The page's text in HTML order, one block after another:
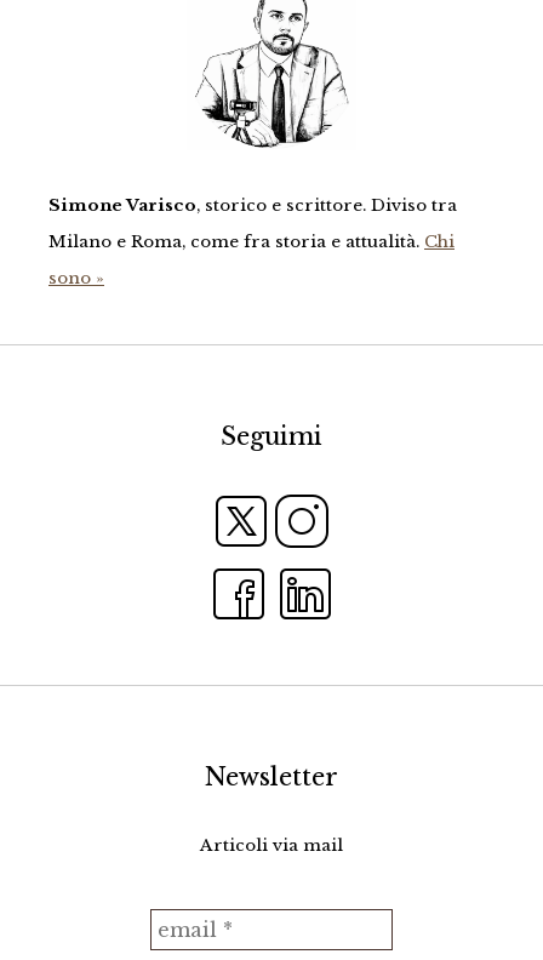
Simone Varisco, storico e scrittore. Diviso tra
Milano e Roma, come fra storia e attualità. Chi
sono »
Seguimi
Newsletter
Articoli via mail